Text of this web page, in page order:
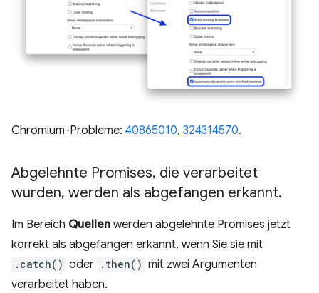
Chromium-Probleme: 40865010, 324314570.
Abgelehnte Promises, die verarbeitet
wurden, werden als abgefangen erkannt.
Im Bereich Quellen werden abgelehnte Promises jetzt
korrekt als abgefangen erkannt, wenn Sie sie mit
.catch() oder .then() mit zwei Argumenten
verarbeitet haben.